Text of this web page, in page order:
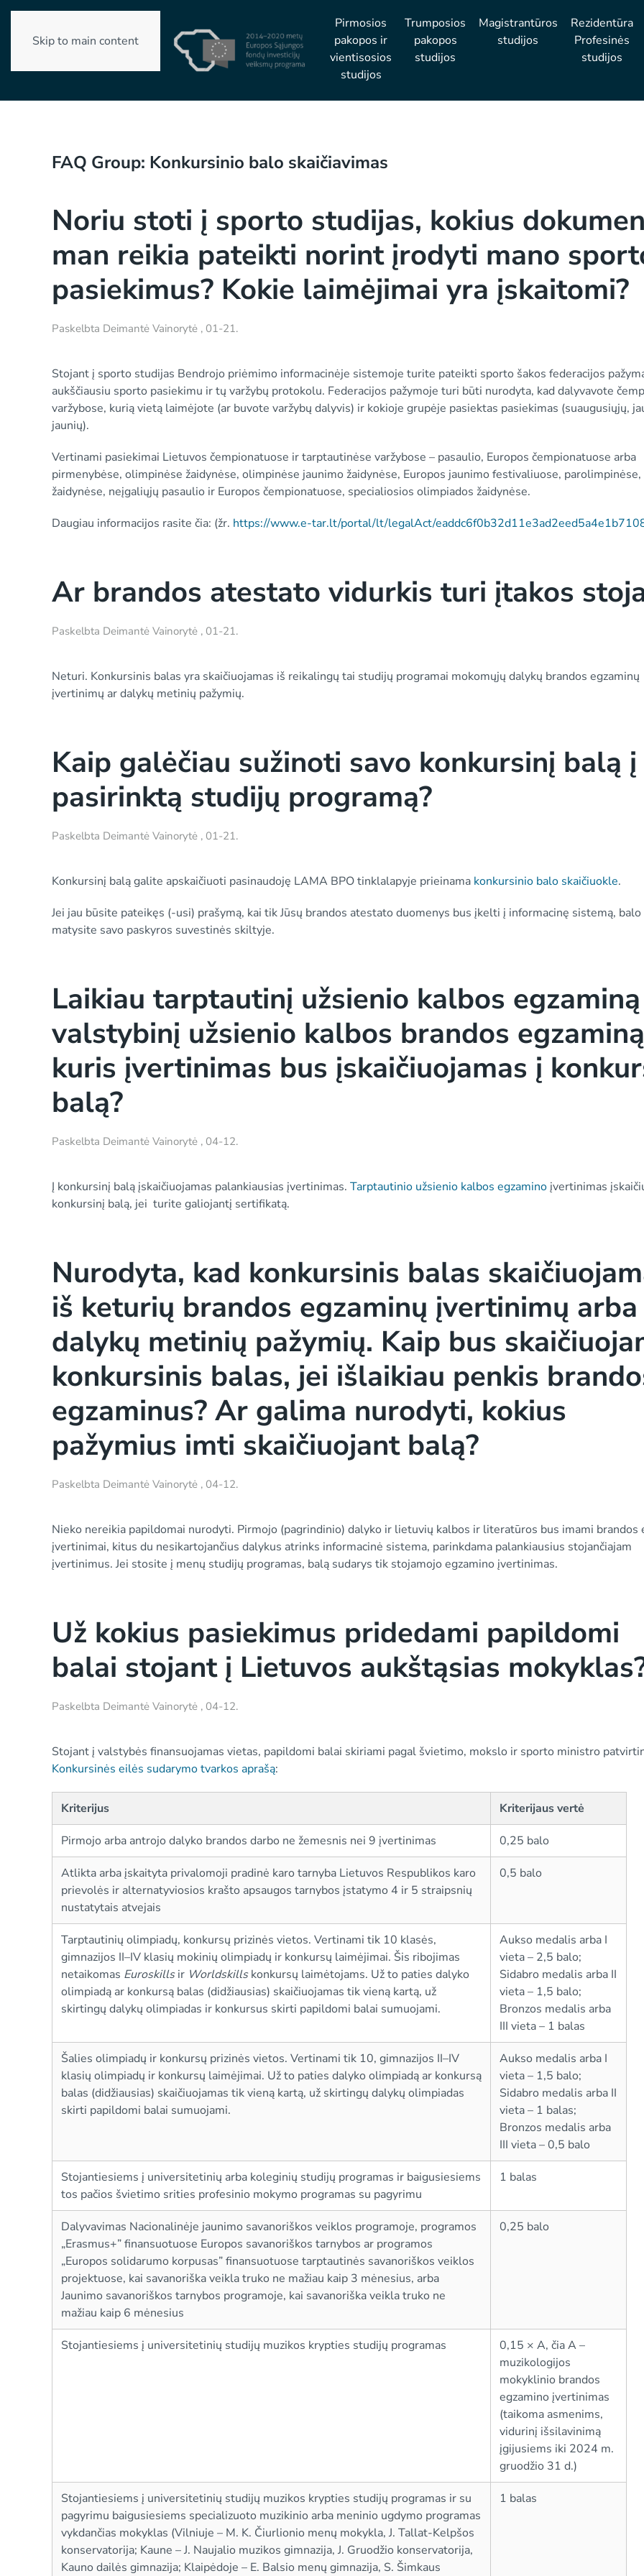
Skip to main content
Pirmosios
pakopos ir
vientisosios
studijos
Trumposios
pakopos
studijos
Magistrantūros
studijos
Rezidentūra
Profesinės
studijos
FAQ Group: Konkursinio balo skaičiavimas
Noriu stoti į sporto studijas, kokius
man reikia pateikti norint įrodyti mano
pasiekimus? Kokie laimėjimai yra įskaitomi?
Paskelbta Deimantė Vainorytė , 01-21.
Stojant į sporto studijas Bendrojo priėmimo informacinėje sistemoje turite pateikti sporto šakos federacijos
aukščiausiu sporto pasiekimu ir tų varžybų protokolu. Federacijos pažymoje turi būti nurodyta, kad dalyvavote
varžybose, kurią vietą laimėjote (ar buvote varžybų dalyvis) ir kokioje grupėje pasiektas pasiekimas (suaugusiųjų,
jaunių).
Vertinami pasiekimai Lietuvos čempionatuose ir tarptautinėse varžybose – pasaulio, Europos čempionatuose arba
pirmenybėse, olimpinėse žaidynėse, olimpinėse jaunimo žaidynėse, Europos jaunimo festivaliuose, parolimpinėse,
žaidynėse, neįgaliųjų pasaulio ir Europos čempionatuose, specialiosios olimpiados žaidynėse.
Daugiau informacijos rasite čia: (žr. https://www.e-tar.lt/portal/lt/legalAct/
Ar brandos atestato vidurkis turi įtakos
Paskelbta Deimantė Vainorytė , 01-21.
Neturi. Konkursinis balas yra skaičiuojamas iš reikalingų tai studijų programai mokomųjų dalykų brandos egzaminų
įvertinimų ar dalykų metinių pažymių.
Kaip galėčiau sužinoti savo konkursinį balą į
pasirinktą studijų programą?
Paskelbta Deimantė Vainorytė , 01-21.
Konkursinį balą galite apskaičiuoti pasinaudoję LAMA BPO tinklalapyje prieinama konkursinio balo skaičiuokle.
Jei jau būsite pateikęs (-usi) prašymą, kai tik Jūsų brandos atestato duomenys bus įkelti į informacinę sistemą,
matysite savo paskyros suvestinės skiltyje.
Laikiau tarptautinį užsienio kalbos
valstybinį užsienio kalbos brandos
kuris įvertinimas bus įskaičiuojamas į
balą?
Paskelbta Deimantė Vainorytė , 04-12.
Į konkursinį balą įskaičiuojamas palankiausias įvertinimas. Tarptautinio užsienio kalbos egzaminoįvertinimas
konkursinį balą, jei turite galiojantį sertifikatą.
Nurodyta, kad konkursinis balas
iš keturių brandos egzaminų įvertinimų arba
dalykų metinių pažymių. Kaip bus
konkursinis balas, jei išlaikiau penkis
egzaminus? Ar galima nurodyti, kokius
pažymius imti skaičiuojant balą?
Paskelbta Deimantė Vainorytė , 04-12.
Nieko nereikia papildomai nurodyti. Pirmojo (pagrindinio) dalyko ir lietuvių kalbos ir literatūros bus imami brandos
įvertinimai, kitus du nesikartojančius dalykus atrinks informacinė sistema, parinkdama palankiausius stojančiajam
įvertinimus. Jei stosite į menų studijų programas, balą sudarys tik stojamojo egzamino įvertinimas.
Už kokius pasiekimus pridedami papildomi
balai stojant į Lietuvos aukštąsias
Paskelbta Deimantė Vainorytė , 04-12.
Stojant į valstybės finansuojamas vietas, papildomi balai skiriami pagal švietimo, mokslo ir sporto ministro
Konkursinės eilės sudarymo tvarkos aprašą:
Kriterijus Kriterijaus vertė
Pirmojo arba antrojo dalyko brandos darbo ne žemesnis nei 9 įvertinimas 0,25 balo
Atlikta arba įskaityta privalomoji pradinė karo tarnyba Lietuvos Respublikos karo
prievolės ir alternatyviosios krašto apsaugos tarnybos įstatymo 4 ir 5 straipsnių
nustatytais atvejais
0,5 balo
Tarptautinių olimpiadų, konkursų prizinės vietos. Vertinami tik 10 klasės,
gimnazijos II–IV klasių mokinių olimpiadų ir konkursų laimėjimai. Šis ribojimas
netaikomas Euroskillsir Worldskillskonkursų laimėtojams. Už to paties dalyko
olimpiadą ar konkursą balas (didžiausias) skaičiuojamas tik vieną kartą, už
skirtingų dalykų olimpiadas ir konkursus skirti papildomi balai sumuojami.
Aukso medalis arba I
vieta – 2,5 balo;
Sidabro medalis arba II
vieta – 1,5 balo;
Bronzos medalis arba
III vieta – 1 balas
Šalies olimpiadų ir konkursų prizinės vietos. Vertinami tik 10, gimnazijos II–IV
klasių olimpiadų ir konkursų laimėjimai. Už to paties dalyko olimpiadą ar konkursą
balas (didžiausias) skaičiuojamas tik vieną kartą, už skirtingų dalykų olimpiadas
skirti papildomi balai sumuojami.
Aukso medalis arba I
vieta – 1,5 balo;
Sidabro medalis arba II
vieta – 1 balas;
Bronzos medalis arba
III vieta – 0,5 balo
Stojantiesiems į universitetinių arba koleginių studijų programas ir baigusiesiems
tos pačios švietimo srities profesinio mokymo programas su pagyrimu
1 balas
Dalyvavimas Nacionalinėje jaunimo savanoriškos veiklos programoje, programos
„Erasmus+” finansuotuose Europos savanoriškos tarnybos ar programos
„Europos solidarumo korpusas” finansuotuose tarptautinės savanoriškos veiklos
projektuose, kai savanoriška veikla truko ne mažiau kaip 3 mėnesius, arba
Jaunimo savanoriškos tarnybos programoje, kai savanoriška veikla truko ne
mažiau kaip 6 mėnesius
0,25 balo
Stojantiesiems į universitetinių studijų muzikos krypties studijų programas
0,15 × A, čia A –
muzikologijos
mokyklinio brandos
egzamino įvertinimas
(taikoma asmenims,
vidurinį išsilavinimą
įgijusiems iki 2024 m.
gruodžio 31 d.)
Stojantiesiems į universitetinių studijų muzikos krypties studijų programas ir su
pagyrimu baigusiesiems specializuoto muzikinio arba meninio ugdymo programas
vykdančias mokyklas (Vilniuje – M. K. Čiurlionio menų mokykla, J. Tallat-Kelpšos
konservatorija; Kaune – J. Naujalio muzikos gimnazija, J. Gruodžio konservatorija,
Kauno dailės gimnazija; Klaipėdoje – E. Balsio menų gimnazija, S. Šimkaus
1 balas